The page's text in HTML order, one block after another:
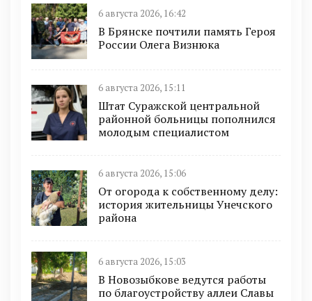
6 августа 2026, 16:42
В Брянске почтили память Героя
России Олега Визнюка
6 августа 2026, 15:11
Штат Суражской центральной
районной больницы пополнился
молодым специалистом
6 августа 2026, 15:06
От огорода к собственному делу:
история жительницы Унечского
района
6 августа 2026, 15:03
В Новозыбкове ведутся работы
по благоустройству аллеи Славы